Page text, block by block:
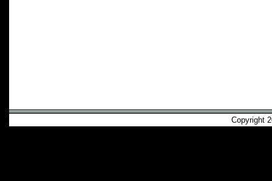
Copyright